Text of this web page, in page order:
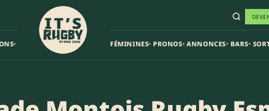
▾ FÉMININES▾ PRONOS▾ ANNONCES▾ BARS▾